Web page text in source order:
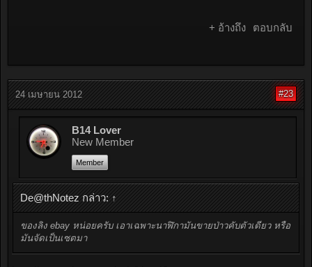
+ อ้างถึง ตอบกลับ
24 เมษายน 2012 #23
B14 Lover
New Member
Member
De@thNotez กล่าว: ↑
ของลิง ebay หน่อยครับ เอาเฉพาะนาฬิกามันขายป่าวคับตัวเดียว หรือ
มันจัดเป็นเซตมา